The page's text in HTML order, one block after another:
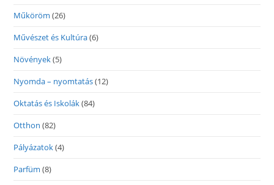
Műköröm (26)
Művészet és Kultúra(6)
Növények(5)
Nyomda – nyomtatás(12)
Oktatás és Iskolák(84)
Otthon (82)
Pályázatok(4)
Parfüm (8)